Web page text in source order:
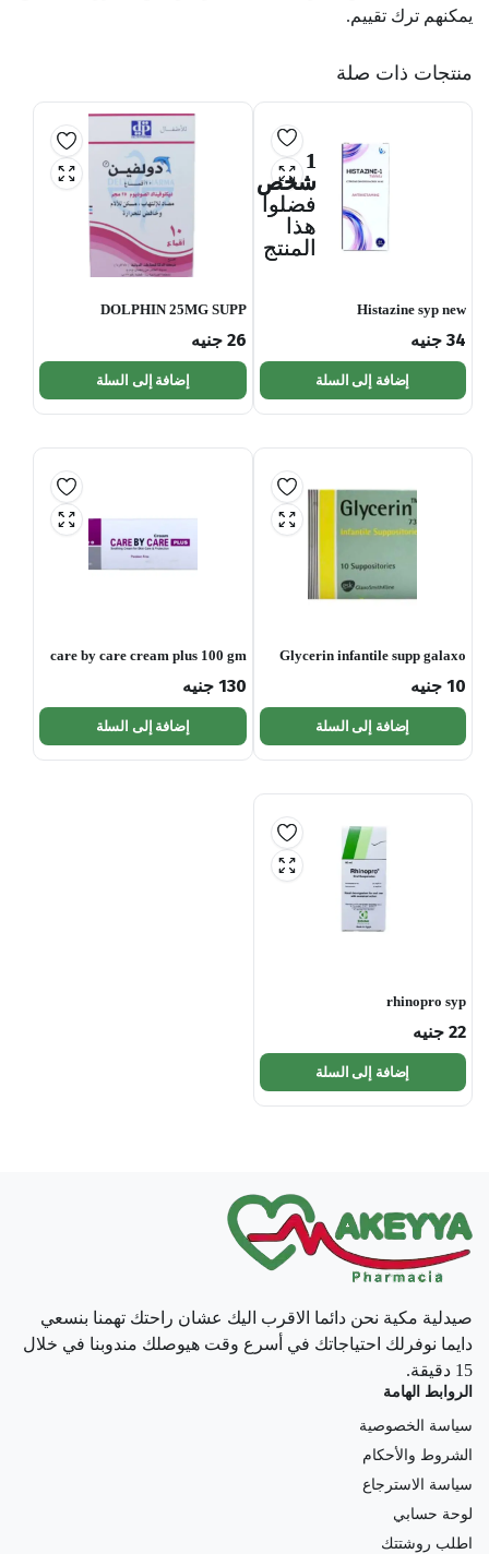
يمكنهم ترك تقييم.
منتجات ذات صلة
1
شخص
فضلوا
هذا
المنتج
Histazine syp new
34 جنيه
إضافة إلى السلة
DOLPHIN 25MG SUPP
26 جنيه
إضافة إلى السلة
Glycerin infantile supp galaxo
10 جنيه
إضافة إلى السلة
care by care cream plus 100 gm
130 جنيه
إضافة إلى السلة
rhinopro syp
22 جنيه
إضافة إلى السلة
صيدلية مكية نحن دائما الاقرب اليك عشان راحتك تهمنا بنسعي
دايما نوفرلك احتياجاتك في أسرع وقت هيوصلك مندوبنا في خلال
15 دقيقة.
الروابط الهامة
سياسة الخصوصية
الشروط والأحكام
سياسة الاسترجاع
لوحة حسابي
اطلب روشتتك